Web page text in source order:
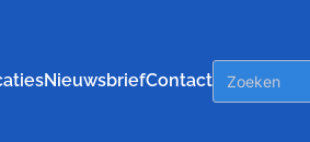
NieuwsbriefContact